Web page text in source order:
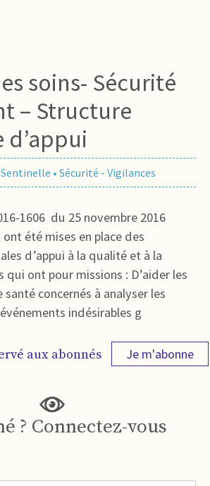
soins- Sécurité
– Structure
d’appui
Sentinelle • Sécurité - Vigilances
1606 du 25 novembre 2016
ont été mises en place des
d’appui à la qualité et à la
qui ont pour missions : D’aider les
concernés à analyser les
indésirables g
aux abonnés Je m'abonne
? Connectez-vous